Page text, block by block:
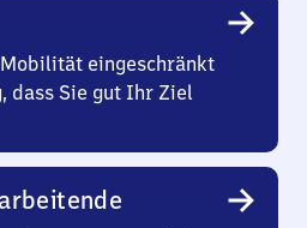
eingeschränkt
dass Sie gut Ihr Ziel